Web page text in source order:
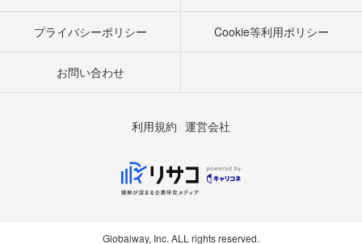
プライバシーポリシー Cookie等利用ポリシー
お問い合わせ
利用規約 運営会社
Globalway, Inc. ALL rights reserved.